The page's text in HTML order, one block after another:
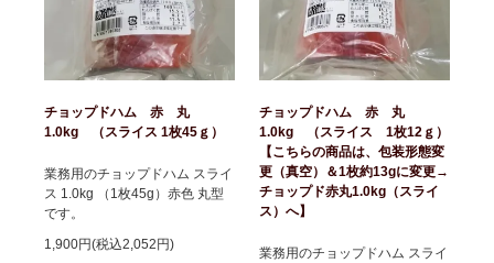
チョップドハム 赤 丸
1.0kg （スライス 1枚45ｇ）
業務用のチョップドハム スライ
ス 1.0kg （1枚45g）赤色 丸型
です。
1,900円(税込2,052円)
チョップドハム 赤 丸
1.0kg （スライス 1枚12ｇ）
【こちらの商品は、包装形態変
更（真空）＆1枚約13gに変更→
チョップド赤丸1.0kg（スライ
ス）へ】
業務用のチョップドハム スライ